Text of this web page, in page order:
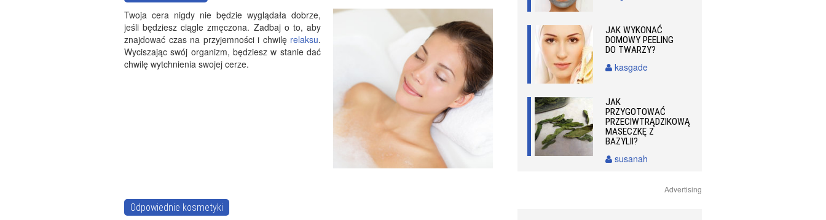
Twoja cera nigdy nie będzie wyglądała dobrze,
jeśli będziesz ciągle zmęczona. Zadbaj o to, aby
znajdować czas na przyjemności i chwilę relaksu.
Wyciszając swój organizm, będziesz w stanie dać
chwilę wytchnienia swojej cerze.
Odpowiednie kosmetyki
JAK WYKONAĆ
DOMOWY PEELING
DO TWARZY?
kasgade
JAK
PRZYGOTOWAĆ
PRZECIWTRĄDZIKOWĄ
MASECZKĘ Z
BAZYLII?
susanah
Advertising